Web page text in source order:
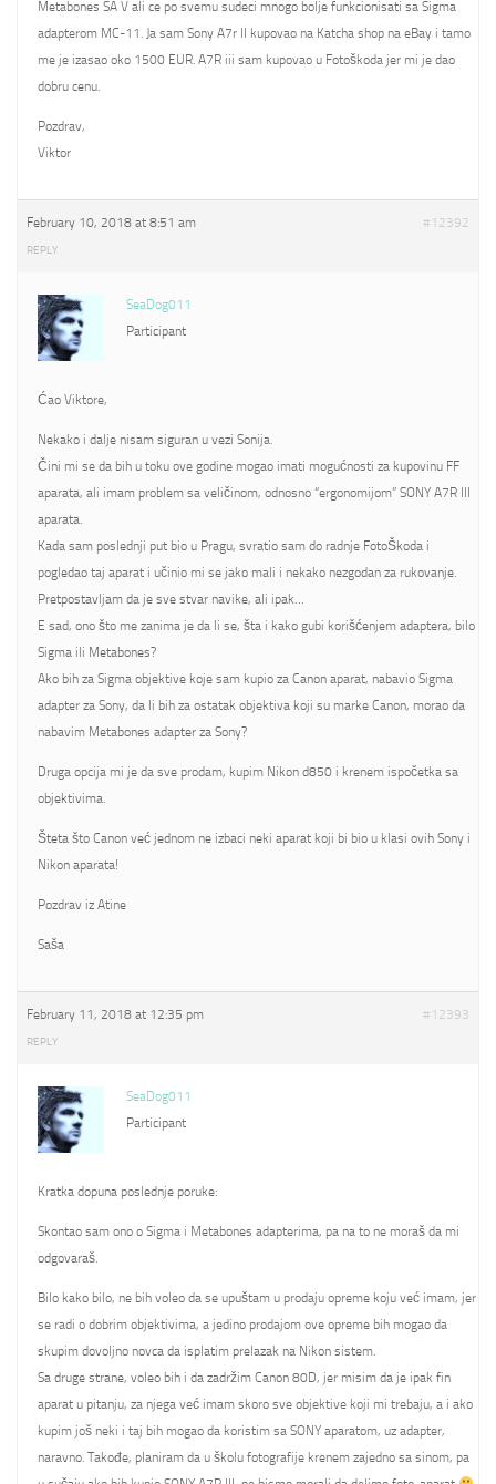
Metabones SA V ali ce po svemu sudeci mnogo bolje funkcionisati sa Sigma
adapterom MC-11. Ja sam Sony A7r II kupovao na Katcha shop na eBay i tamo
me je izasao oko 1500 EUR. A7R iii sam kupovao u Fotoškoda jer mi je dao
dobru cenu.
Pozdrav,
Viktor
February 10, 2018 at 8:51 am #12392
REPLY
SeaDog011
Participant
Ćao Viktore,
Nekako i dalje nisam siguran u vezi Sonija.
Čini mi se da bih u toku ove godine mogao imati mogućnosti za kupovinu FF
aparata, ali imam problem sa veličinom, odnosno “ergonomijom” SONY A7R III
aparata.
Kada sam poslednji put bio u Pragu, svratio sam do radnje FotoŠkoda i
pogledao taj aparat i učinio mi se jako mali i nekako nezgodan za rukovanje.
Pretpostavljam da je sve stvar navike, ali ipak…
E sad, ono što me zanima je da li se, šta i kako gubi korišćenjem adaptera, bilo
Sigma ili Metabones?
Ako bih za Sigma objektive koje sam kupio za Canon aparat, nabavio Sigma
adapter za Sony, da li bih za ostatak objektiva koji su marke Canon, morao da
nabavim Metabones adapter za Sony?
Druga opcija mi je da sve prodam, kupim Nikon d850 i krenem ispočetka sa
objektivima.
Šteta što Canon već jednom ne izbaci neki aparat koji bi bio u klasi ovih Sony i
Nikon aparata!
Pozdrav iz Atine
Saša
February 11, 2018 at 12:35 pm #12393
REPLY
SeaDog011
Participant
Kratka dopuna poslednje poruke:
Skontao sam ono o Sigma i Metabones adapterima, pa na to ne moraš da mi
odgovaraš.
Bilo kako bilo, ne bih voleo da se upuštam u prodaju opreme koju već imam, jer
se radi o dobrim objektivima, a jedino prodajom ove opreme bih mogao da
skupim dovoljno novca da isplatim prelazak na Nikon sistem.
Sa druge strane, voleo bih i da zadržim Canon 80D, jer misim da je ipak fin
aparat u pitanju, za njega već imam skoro sve objektive koji mi trebaju, a i ako
kupim još neki i taj bih mogao da koristim sa SONY aparatom, uz adapter,
naravno. Takođe, planiram da u školu fotografije krenem zajedno sa sinom, pa